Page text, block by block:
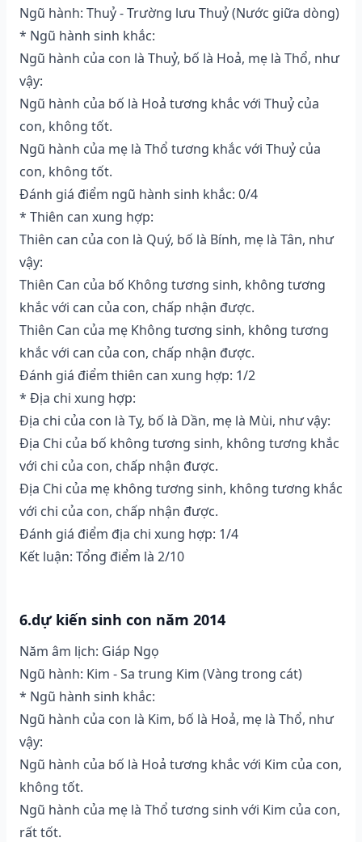
Ngũ hành: Thuỷ - Trường lưu Thuỷ (Nước giữa dòng)
* Ngũ hành sinh khắc:
Ngũ hành của con là Thuỷ, bố là Hoả, mẹ là Thổ, như
vậy:
Ngũ hành của bố là Hoả tương khắc với Thuỷ của
con, không tốt.
Ngũ hành của mẹ là Thổ tương khắc với Thuỷ của
con, không tốt.
Đánh giá điểm ngũ hành sinh khắc: 0/4
* Thiên can xung hợp:
Thiên can của con là Quý, bố là Bính, mẹ là Tân, như
vậy:
Thiên Can của bố Không tương sinh, không tương
khắc với can của con, chấp nhận được.
Thiên Can của mẹ Không tương sinh, không tương
khắc với can của con, chấp nhận được.
Đánh giá điểm thiên can xung hợp: 1/2
* Địa chi xung hợp:
Địa chi của con là Tỵ, bố là Dần, mẹ là Mùi, như vậy:
Địa Chi của bố không tương sinh, không tương khắc
với chi của con, chấp nhận được.
Địa Chi của mẹ không tương sinh, không tương khắc
với chi của con, chấp nhận được.
Đánh giá điểm địa chi xung hợp: 1/4
Kết luận: Tổng điểm là 2/10
6.dự kiến sinh con năm 2014
Năm âm lịch: Giáp Ngọ
Ngũ hành: Kim - Sa trung Kim (Vàng trong cát)
* Ngũ hành sinh khắc:
Ngũ hành của con là Kim, bố là Hoả, mẹ là Thổ, như
vậy:
Ngũ hành của bố là Hoả tương khắc với Kim của con,
không tốt.
Ngũ hành của mẹ là Thổ tương sinh với Kim của con,
rất tốt.